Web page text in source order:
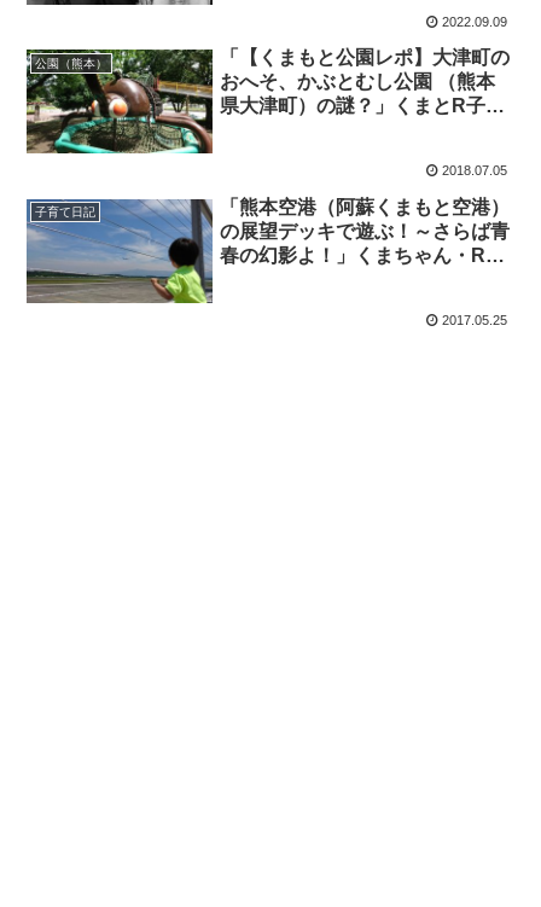
3日（土）～9日（金）｜第35
号】
2022.09.09
公園（熊本）
「【くまもと公園レポ】大津町の
おへそ、かぶとむし公園 （熊本
県大津町）の謎？」くまとR子の
2018.07.05
子育て日記
「熊本空港（阿蘇くまもと空港）
の展望デッキで遊ぶ！～さらば青
春の幻影よ！」くまちゃん・R子
2017.05.25